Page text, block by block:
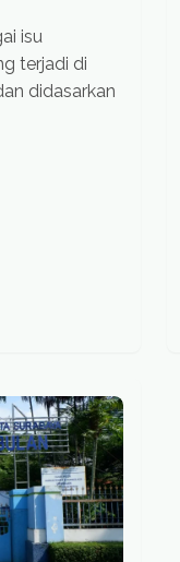
isu
terjadi di
didasarkan